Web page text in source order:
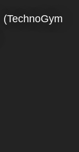
(TechnoGym